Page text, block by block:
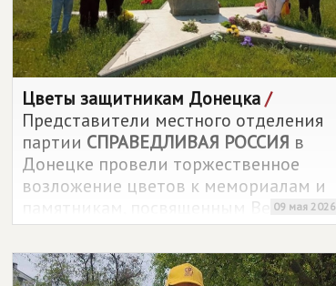
Цветы защитникам Донецка/
Представители местного отделения
партии СПРАВЕДЛИВАЯ РОССИЯ в
Донецке провели торжественное
возложение цветов к мемориалам и
памятникам, посвященным Великой
Отечественной войне, в разных
районах города.
09 мая 2026